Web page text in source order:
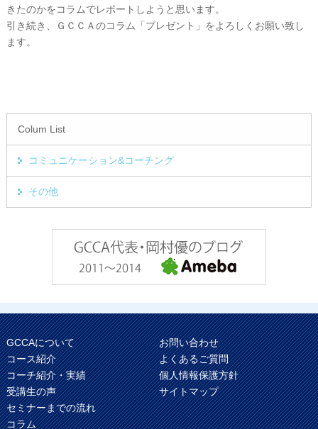
きたのかをコラムでレポートしようと思います。
引き続き、ＧＣＣＡのコラム「プレゼント」をよろしくお願い致し
ます。
Colum List
コミュニケーション&コーチング
その他
GCCAについて
コース紹介
コーチ紹介・実績
受講生の声
セミナーまでの流れ
コラム
お問い合わせ
よくあるご質問
個人情報保護方針
サイトマップ